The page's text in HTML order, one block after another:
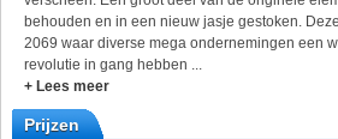
behouden en in een nieuw jasje gestoken.
2069 waar diverse mega ondernemingen een
revolutie in gang hebben ...
+ Lees meer
Prijzen